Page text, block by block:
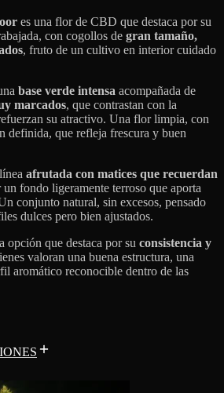
es una flor de CBD que destaca por su
con cogollos de gran tamaño,
, fruto de un cultivo en interior cuidado
base verde intensa acompañada de
marcados, que contrastan con la
su atractivo. Una flor limpia, con
definida, que refleja frescura y buen
afrutada con matices que recuerdan
fondo ligeramente terroso que aporta
conjunto natural, sin excesos, pensado
dulces pero bien ajustados.
opción que destaca por su consistencia y
valoran una buena estructura, una
aromático reconocible dentro de las